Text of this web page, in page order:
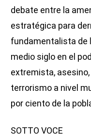
debate entre la
estratégica para
fundamentalista de
medio siglo en el
extremista,
terrorismo a nivel
por ciento de la
SOTTO VOCE